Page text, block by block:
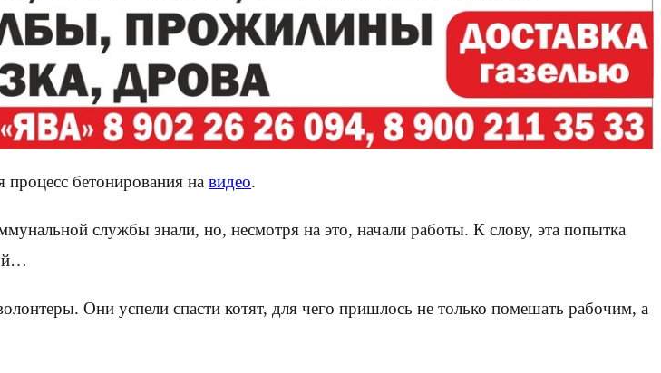
бетонирования на видео.
службы знали, но, несмотря на это, начали работы. К слову, эта попытка
Они успели спасти котят, для чего пришлось не только помешать рабочим, а